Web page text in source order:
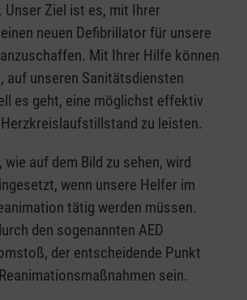
Unser Ziel ist es, mit Ihrer
neuen Defibrillator für unsere
Mit Ihrer Hilfe können
auf unseren Sanitätsdiensten
es geht, eine möglichst effektiv
zu leisten.
wie auf dem Bild zu sehen, wird
wenn unsere Helfer im
tätig werden müssen.
den sogenannten AED
der entscheidende Punkt
sein.